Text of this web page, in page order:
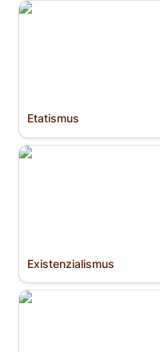
Etatismus
Etatismus
Existenzialismus
Existenzialismus
Familien­unternehmen